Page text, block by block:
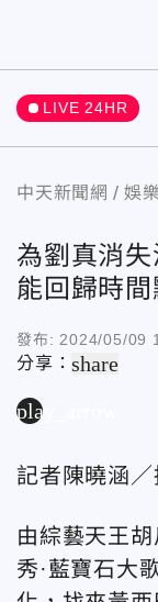
LIVE 24HR
中天新聞網 娛樂
為劉真消
能回歸時間
發布: 2024/05/09
分享：share
play_arrow
記者陳曉涵
由綜藝天王
秀·藍寶石大